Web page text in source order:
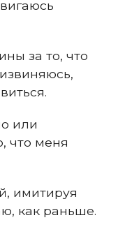
за то, что
или
что меня
имитируя
как раньше.